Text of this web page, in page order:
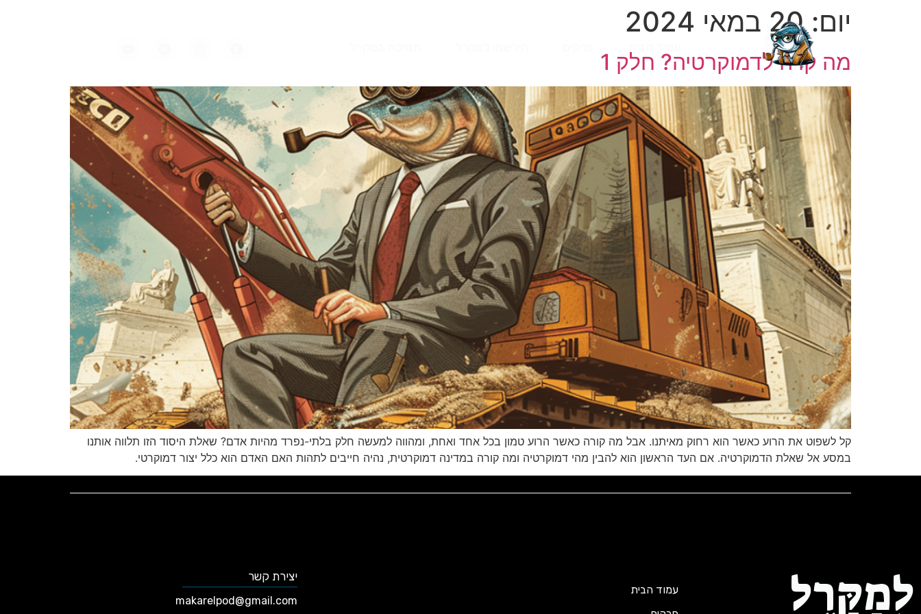
יום:20 במאי 2024
מה קרה לדמוקרטיה? חלק 1
קל לשפוט את הרוע כאשר הוא רחוק מאיתנו. אבל מה קורה כאשר הרוע טמון בכל אחד ואחת, ומהווה למעשה חלק בלתי-נפרד מהיות אדם? שאלת היסוד הזו תלווה אותנו
במסע אל שאלת הדמוקרטיה. אם העד הראשון הוא להבין מהי דמוקרטיה ומה קורה במדינה דמוקרטית, נהיה חייבים לתהות האם האדם הוא כלל יצור דמוקרטי.
לְמַקָּרֶל
עמוד הבית
יצירת קשר
makarelpod@gmail.com